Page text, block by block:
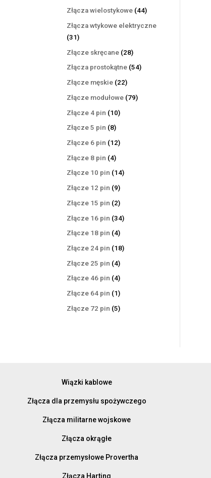
produkty
Złącza wielostykowe 4444
Złącza wtykowe elektryczne
3131
produktów
Złącze skręcane 2828
produktów
Złącza prostokątne 5454
Złącze męskie 2222
produkty
Złącze modułowe 7979
Złącze 4 pin 1010
Złącze 5 pin 88
produktów
Złącze 6 pin 1212
Złącze 8 pin 44
produkty
Złącze 10 pin 1414
Złącze 12 pin 99
produktów
Złącze 15 pin 22
produkty
Złącze 16 pin 3434
Złącze 18 pin 44
produkty
Złącze 24 pin 1818
Złącze 25 pin 44
produkty
Złącze 46 pin 44
produkty
Złącze 64 pin 11
produkt
Złącze 72 pin 55
Wiązki kablowe
Złącza dla przemysłu spożywczego
Złącza militarne wojskowe
Złącza okrągłe
Złącza przemysłowe Provertha
Złącza Harting